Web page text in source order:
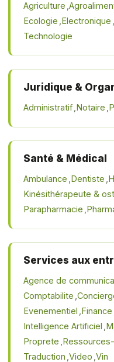
Agriculture
Ecologie Electronique
Technologie
Juridique &
Administratif Notaire
Santé & Médical
Ambulance Dentiste
Kinésithérapeute &
Parapharmacie
Services aux
Agence de
Comptabilite
Evenementiel Finance
Intelligence Artificiel
Proprete
Traduction Video Vin